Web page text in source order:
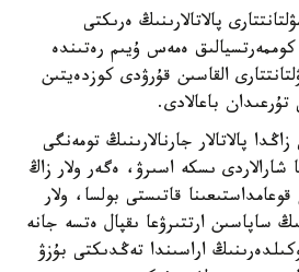
پالاتالارىنىڭ ەرىكتى
ەمەس ۇيىم رەتىندە
القاسىن قۇرۋدى كوزدەيتىن
باعالادى.
پالاتالار جارنالارىنىڭ تومەنگى
ىسكە اسىرۋ، ەگەر ولار زاڭ
قاتىستى بولسا، ولار
ساپاسىن ارتتىرۋعا ىقپال ەتسە جانە
اراسىندا تەڭدىكتى بۇزۋ